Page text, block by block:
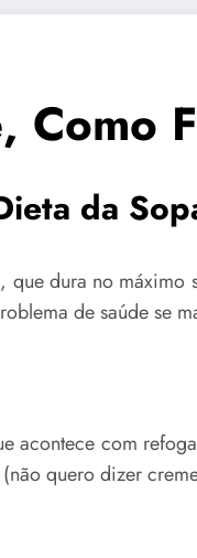
da
dura no
de saúde se
com
quero dizer